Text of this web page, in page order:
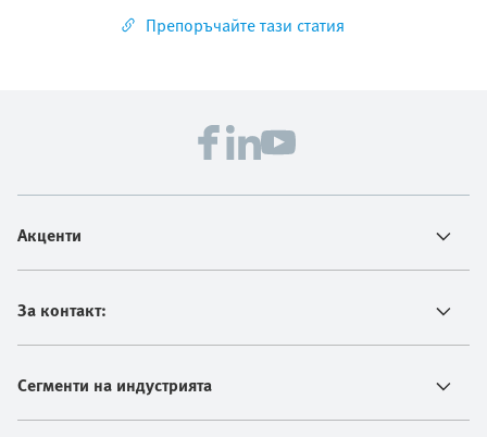
Препоръчайте тази статия
Акценти
За контакт:
Сегменти на индустрията